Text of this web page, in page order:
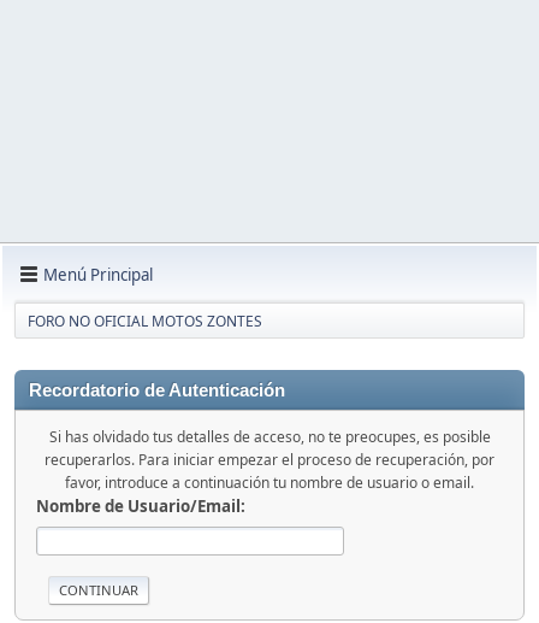
Menú Principal
FORO NO OFICIAL MOTOS ZONTES
Recordatorio de Autenticación
Si has olvidado tus detalles de acceso, no te preocupes, es posible
recuperarlos. Para iniciar empezar el proceso de recuperación, por
favor, introduce a continuación tu nombre de usuario o email.
Nombre de Usuario/Email: